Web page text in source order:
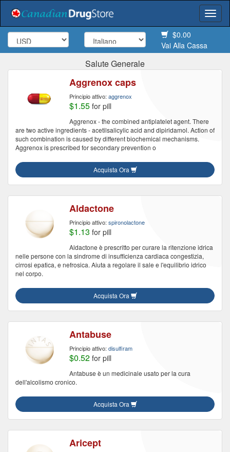
$0.00
Vai Alla Cassa
Salute Generale
Aggrenox caps
Principio attivo: aggrenox
$1.55 for pill
Aggrenox - the combined antiplatelet agent. There
are two active ingredients - acetilsalicylic acid and dipiridamol. Action of
such combination is caused by different biochemical mechanisms.
Aggrenox is prescribed for secondary prevention o
Acquista Ora
Aldactone
Principio attivo: spironolactone
$1.13 for pill
Aldactone è prescritto per curare la ritenzione idrica
nelle persone con la sindrome di insufficienza cardiaca congestizia,
cirrosi epatica, e nefrosica. Aiuta a regolare il sale e l'equilibrio idrico
nel corpo.
Acquista Ora
Antabuse
Principio attivo: disulfiram
$0.52 for pill
Antabuse è un medicinale usato per la cura
dell'alcolismo cronico.
Acquista Ora
Aricept